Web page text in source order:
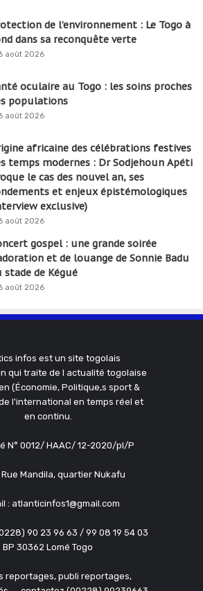
de l’environnement : Le Togo à
dans sa reconquête verte
août 2026
oculaire au Togo : les soins proches
populations
août 2026
africaine des célébrations festives
temps modernes : Dr Sodjehoun Apéti
le cas des nouvel an, ses
et enjeux épistémologiques
exclusive)
août 2026
gospel : une grande soirée
et de louange de Sonnie Badu
stade de Kégué
août 2026
infos est un site togolais
qui traite de l actualité togolaise
(Économie, Politique,s sport &
l'international en temps réel et
en continu.
N° 0012/ HAAC/ 12-2020/pl/P
Rue Mandila, quartier Nukafu
: atlanticinfos1@gmail.com
90 23 96 63 / 99 08 19 54 03
BP 30362 Lomé Togo
reportages, publi reportages,